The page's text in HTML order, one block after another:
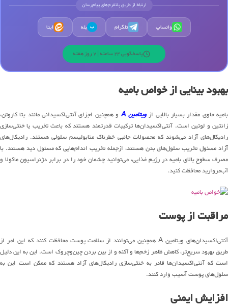
ارتباط از طریق پلتفرم‌های پیام‌رسان
واتساپ تلگرام ب بله ایتا
پاسخگویی 24 ساعته | 7 روز هفته
بهبود بینایی از خواص بامیه
بامیه حاوی مقدار بسیار بالایی ازویتامین A
و همچنین اجزای آنتی‌اکسیدانی مانند بتا کاروتن،
زانتین و لوتین است. آنتی‌اکسیدان‌ها ترکیبات قدرتمند هستند که باعث تخریب یا خنثی‌سازی
رادیکال‌های آزاد می‌شوند که محصولات جانبی خطرناک متابولیسم سلولی هستند. رادیکال‌های
آزاد مسئول تخریب سلول‌های بدن هستند، ازجمله تخریب اندام‌هایی که مسئول دید هستند. با
مصرف سطوح بالای بامیه در رژیم غذایی، می‌توانید چشمان خود را در برابر دژنراسیون ماکولا و
آب‌مروارید محافظت کنید.
مراقبت از پوست
آنتی‌اکسیدان‌های ویتامین A همچنین می‌توانند از سلامت پوست محافظت کنند که این امر از
طریق بهبود سریع‌تر، کاهش ظاهر زخم‌ها و آکنه و از بین بردن چین‌وچروک است. این به این دلیل
است که آنتی‌اکسیدان‌ها قادر به خنثی‌سازی رادیکال‌های آزاد هستند که ممکن است این به
سلول‌های پوست آسیب وارد کنند.
افزایش ایمنی